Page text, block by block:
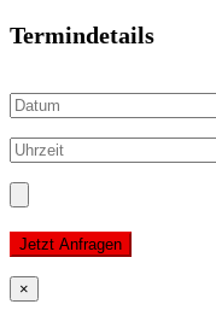
Termindetails
Jetzt Anfragen
×